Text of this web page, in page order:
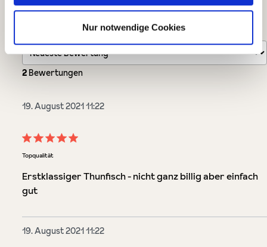
Nur notwendige Cookies
Bewertungen nur in der aktuellen Sprache anzeigen.
2Bewertungen
19. August 2021 11:22
Bewertung mit 5 von 5 Sternen
Topqualität
Erstklassiger Thunfisch - nicht ganz billig aber einfach
gut
19. August 2021 11:22